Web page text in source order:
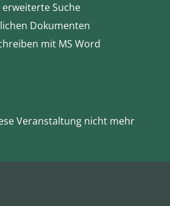
Suche
Dokumenten
mit MS Word
Veranstaltung nicht mehr